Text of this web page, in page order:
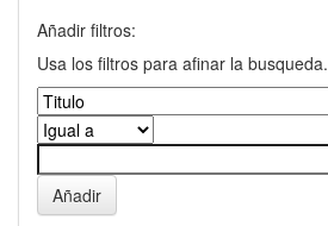
Añadir filtros:
Usa los filtros para afinar la busqueda.